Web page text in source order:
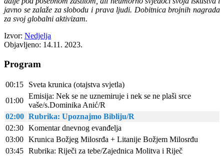
javno se zalaže za slobodu i prava ljudi. Dobitnica brojnih nagrada
za svoj globalni aktivizam.
Izvor: Nedjelja
Objavljeno: 14.11. 2023.
Program
00:15
Sveta krunica (otajstva svjetla)
01:00
Emisija: Nek se ne uznemiruje i nek se ne plaši srce
vaše/s.Dominika Anić/R
02:00 Rubrika: Upoznajmo Bibliju/R
02:30 Komentar dnevnog evanđelja
03:00 Krunica Božjeg Milosrđa + Litanije Božjem Milosrđu
03:45 Rubrika: Riječi za tebe/Zajednica Molitva i Riječ